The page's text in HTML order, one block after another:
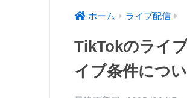
ホーム ライブ配信
TikTokのライ
イブ条件につ